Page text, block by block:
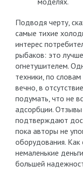
Подводя черту,
самые тихие
интерес
рыбаков: это
огнетушителем.
техники, по
вечно, в
подумать, что не
адсорбции.
подтверждают
пока авторы не
оборудования.
немаленькие
большей